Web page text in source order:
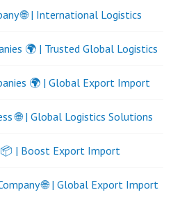
🌐 | International Logistics
🌍 | Trusted Global Logistics
🌍 | Global Export Import
🌐 | Global Logistics Solutions
📦 | Boost Export Import
🌐 | Global Export Import